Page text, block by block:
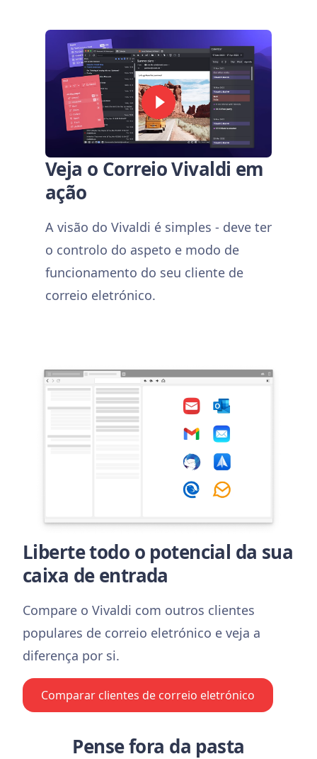
Veja o Correio Vivaldi em
ação
A visão do Vivaldi é simples - deve ter
o controlo do aspeto e modo de
funcionamento do seu cliente de
correio eletrónico.
Liberte todo o potencial da sua
caixa de entrada
Compare o Vivaldi com outros clientes
populares de correio eletrónico e veja a
diferença por si.
Comparar clientes de correio eletrónico
Pense fora da pasta